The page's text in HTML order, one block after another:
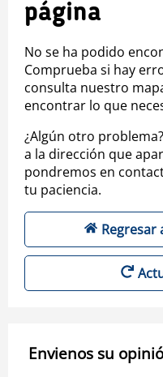
página
No se ha podido
Comprueba si hay
consulta nuestro
encontrar lo que
¿Algún otro
a la dirección que
pondremos en
tu paciencia.
Regresar
Envienos su